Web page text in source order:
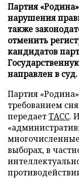
Партия
нарушения
также
отменить
кандидатов
направлен в суд.
Партия
требованием
передаетТАСС.
выборах, в